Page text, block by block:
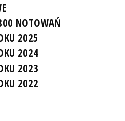
NOTOWAŃ
2025
2024
2023
2022